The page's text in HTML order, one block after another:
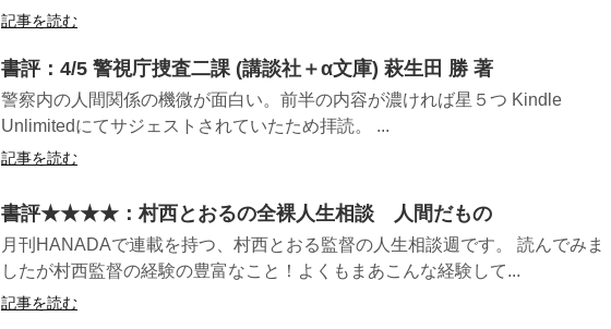
記事を読む
書評：4/5 警視庁捜査二課 (講談社＋α文庫) 萩生田 勝 著
警察内の人間関係の機微が面白い。前半の内容が濃ければ星５つ Kindle
Unlimitedにてサジェストされていたため拝読。 ...
記事を読む
書評★★★★：村西とおるの全裸人生相談 人間だもの
月刊HANADAで連載を持つ、村西とおる監督の人生相談週です。 読んでみま
したが村西監督の経験の豊富なこと！よくもまあこんな経験して...
記事を読む